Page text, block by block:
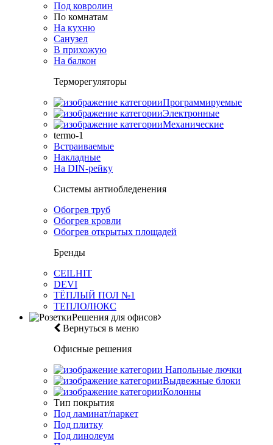
Под ковролин
По комнатам
На кухню
Санузел
В прихожую
На балкон
Терморегуляторы
Программируемые
Электронные
Механические
termo-1
Встраиваемые
Накладные
На DIN-рейку
Системы антиобледенения
Обогрев труб
Обогрев кровли
Обогрев открытых площадей
Бренды
CEILHIT
DEVI
ТЁПЛЫЙ ПОЛ №1
ТЕПЛОЛЮКС
Решения для офисов
Вернуться в меню
Офисные решения
Напольные лючки
Выдвежные блоки
Колонны
Тип покрытия
Под ламинат/паркет
Под плитку
Под линолеум